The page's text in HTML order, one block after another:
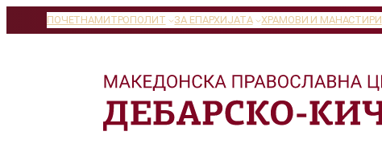
на
ПОЧЕТНАМИТРОПОЛИТ ЗА ЕПАРХИЈАТА ХРАМОВИ И МАНАСТИРИ